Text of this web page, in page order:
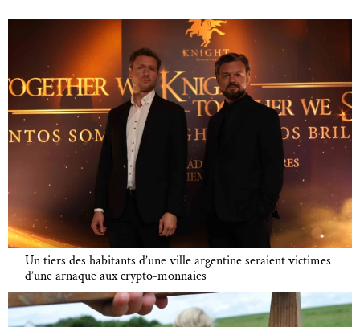
Un tiers des habitants d’une ville argentine seraient victimes
d’une arnaque aux crypto-monnaies